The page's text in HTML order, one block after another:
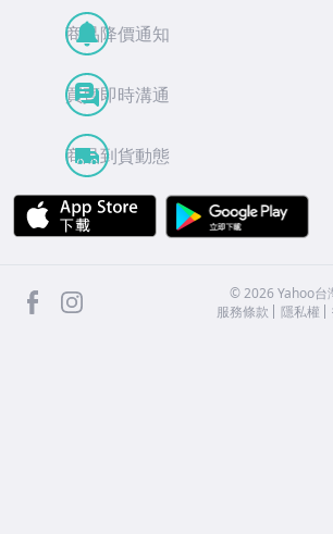
商品降價通知
買賣即時溝通
商品到貨動態
APP Store
facebook ©2026 Yahoo台
服務條款
隱私權